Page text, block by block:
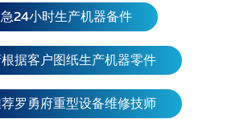
24小时生产机器备件
据客户图纸生产机器零件
罗勇府重型设备维修技师